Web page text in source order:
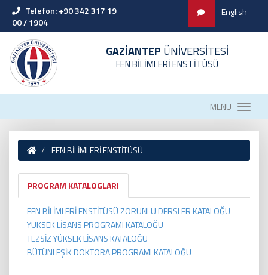
Telefon: +90 342 317 19
00 / 1904
English
GAZİANTEP ÜNİVERSİTESİ
FEN BİLİMLERİ ENSTİTÜSÜ
MENÜ
FEN BİLİMLERİ ENSTİTÜSÜ
PROGRAM KATALOGLARI
FEN BİLİMLERİ ENSTİTÜSÜ ZORUNLU DERSLER KATALOĞU
YÜKSEK LİSANS PROGRAMI KATALOĞU
TEZSİZ YÜKSEK LİSANS KATALOĞU
BÜTÜNLEŞİK DOKTORA PROGRAMI KATALOĞU